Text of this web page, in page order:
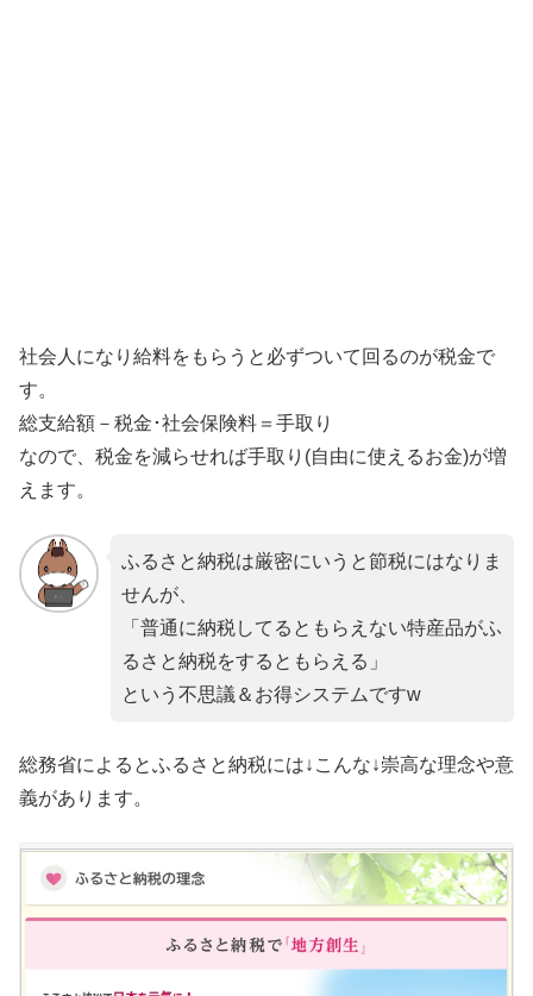
社会人になり給料をもらうと必ずついて回るのが税金で
す。
総支給額－税金･社会保険料＝手取り
なので、税金を減らせれば手取り(自由に使えるお金)が増
えます。
ふるさと納税は厳密にいうと節税にはなりま
せんが、
「普通に納税してるともらえない特産品がふ
るさと納税をするともらえる」
という不思議＆お得システムですw
総務省によるとふるさと納税には↓こんな↓崇高な理念や意
義があります。